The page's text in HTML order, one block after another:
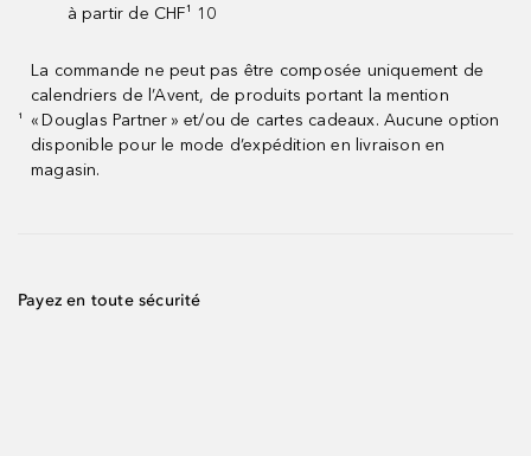
à partir de CHF¹ 10
¹
La commande ne peut pas être composée uniquement de
calendriers de l’Avent, de produits portant la mention
« Douglas Partner » et/ou de cartes cadeaux. Aucune option
disponible pour le mode d’expédition en livraison en
magasin.
Payez en toute sécurité